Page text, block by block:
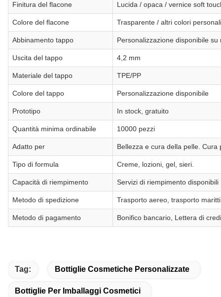
Finitura del flacone Lucida / opaca / vernice soft
Colore del flacone Trasparente / altri colori
Abbinamento tappo Personalizzazione disponibile su
Uscita del tappo 4,2 mm
Materiale del tappo TPE/PP
Colore del tappo Personalizzazione disponibile
Prototipo In stock, gratuito
Quantità minima ordinabile 10000 pezzi
Adatto per Bellezza e cura della pelle.
Tipo di formula Creme, lozioni, gel, sieri.
Capacità di riempimento Servizi di riempimento disponibili
Metodo di spedizione Trasporto aereo, trasporto
Metodo di pagamento Bonifico bancario, Lettera di
Tag: Bottiglie Cosmetiche Personalizzate
Bottiglie Per Imballaggi Cosmetici